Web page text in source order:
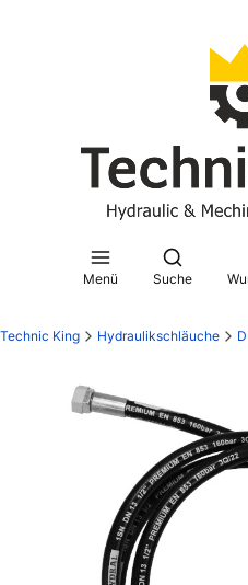
Menü Suche
Technic King Hydraulikschläuche